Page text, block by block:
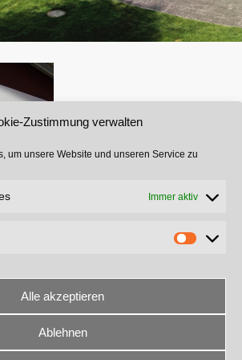
Zustimmung verwalten
um unsere Website und unseren Service zu
Immer aktiv
Alle akzeptieren
Ablehnen
© 2024 Mayr Planen und Zelte e.K